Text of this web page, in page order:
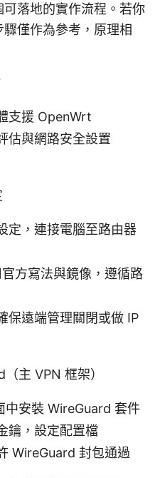
落地的實作流程。若你
僅作為參考，原理相
支援 OpenWrt
估與網路安全設置
定，連接電腦至路由器
方寫法與鏡像，遵循路
保遠端管理關閉或做 IP
主 VPN 框架）
安裝 WireGuard 套件
鑰，設定配置檔
WireGuard 封包通過